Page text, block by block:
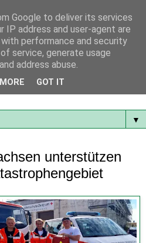
Region immer auf dem
▼
unterstützen
Google to deliver its services
IP address and user-agent are
performance and security
service, generate usage
address abuse.
GOT IT